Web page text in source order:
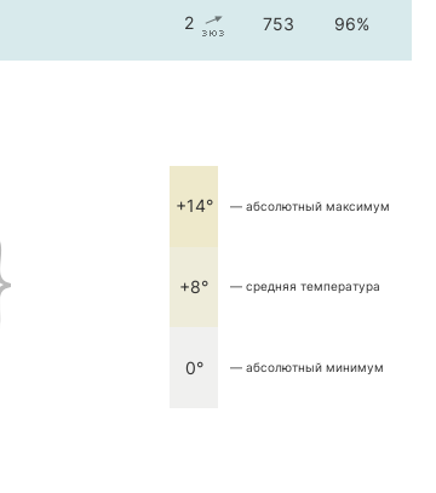
2 753 96%
+14° — абсолютный максимум
+8° — средняя температура
0° — абсолютный минимум